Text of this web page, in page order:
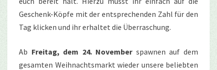
Geschenk-Köpfe mit der entsprechenden Zahl für den
Tag klicken und ihr erhaltet die Überraschung.
Ab Freitag, dem 24. Novemberspawnen auf dem
gesamten Weihnachtsmarkt wieder unsere beliebten